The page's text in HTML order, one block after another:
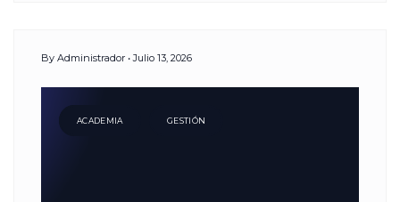
By Administrador Julio 13, 2026
ACADEMIA GESTIÓN